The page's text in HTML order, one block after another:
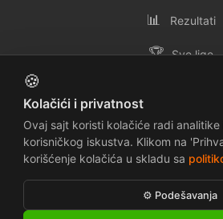
📊 Rezultati
🏆 Sve lige
✉️ Kontakt
📜 Uslovi korišćenja 🔒
🍪 Politika kolačića ⚠️
🍪
Kolačići i privatnost
Ovaj sajt koristi kolačiće radi analitike
korisničkog iskustva. Klikom na
korišćenje kolačića u skladu sa
⚙️ Podešavanja